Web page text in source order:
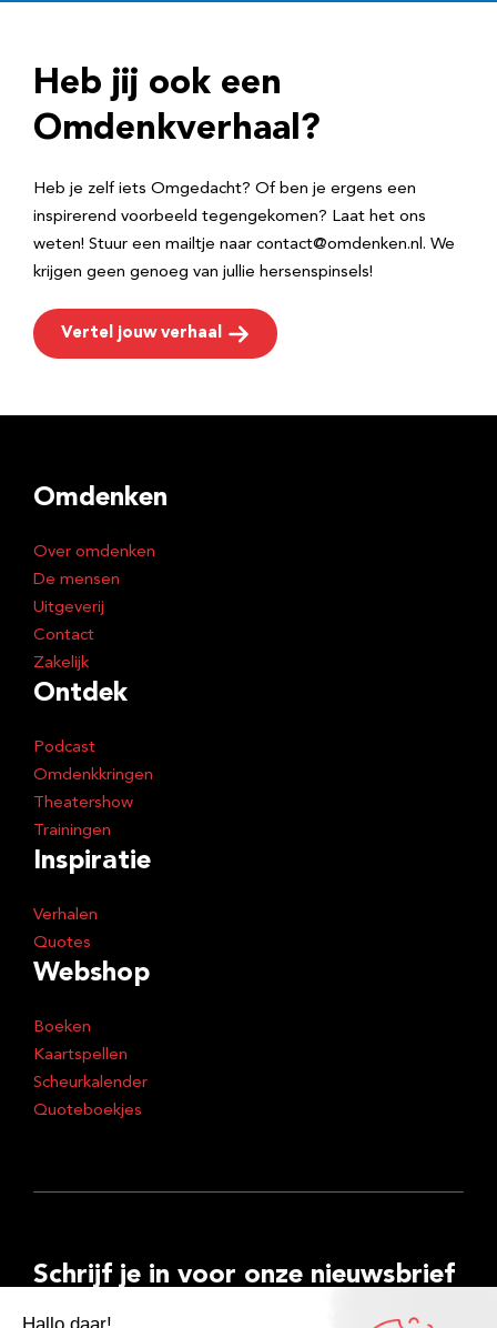
r
e
Heb jij ook een
Omdenkverhaal?
Heb je zelf iets Omgedacht? Of ben je ergens een
inspirerend voorbeeld tegengekomen? Laat het ons
weten! Stuur een mailtje naar contact@omdenken.nl. We
krijgen geen genoeg van jullie hersenspinsels!
Vertel jouw verhaal
Omdenken
Over omdenken
De mensen
Uitgeverij
Contact
Zakelijk
Ontdek
Podcast
Omdenkkringen
Theatershow
Trainingen
Inspiratie
Verhalen
Quotes
Webshop
Boeken
Kaartspellen
Scheurkalender
Quoteboekjes
Schrijf je in voor onze nieuwsbrief